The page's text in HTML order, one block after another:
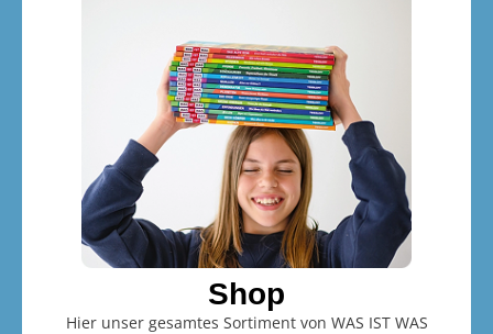
Shop
Hier unser gesamtes Sortiment von WAS IST WAS